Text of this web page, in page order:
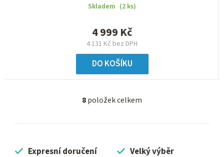
Skladem (2 ks)
4 131 Kč bez DPH
4 999 Kč
DO KOŠÍKU
O
8položek celkem
Expresní doručení Velký výběr